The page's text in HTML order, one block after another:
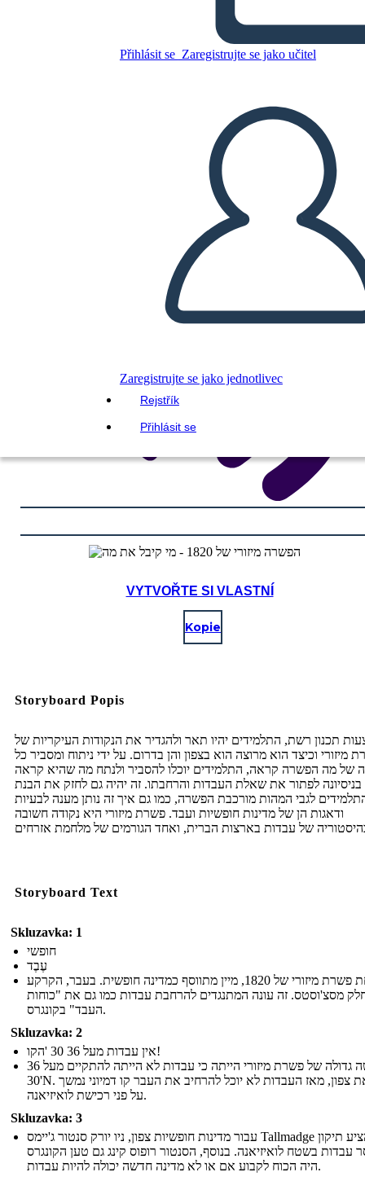
Přihlásit se Zaregistrujte se jako učitel
Zaregistrujte se jako jednotlivec
Rejstřík
Přihlásit se
VYTVOŘIT STORYBOARD
PŘEHRÁT PREZENTACI
PŘEČTI MI
VYTVOŘTE SI VLASTNÍ
Kopie
Storyboard Popis
תכנון רשת, התלמידים יהיו תאר ולהגדיר את הנקודות העיקריות של
מיזורי וכיצד הוא מרוצה הוא בצפון והן בדרום. על ידי ניתוח ומסביר כל
של מה הפשרה קראה, התלמידים יוכלו להסביר ולנתח מה שהיא קראה
בניסיונה לפתור את שאלת העבדות והרחבתו. זה יהיה גם לחזק את הבנת
לגבי המהות מורכבת הפשרה, כמו גם איך זה נותן מענה לבעיות
ודאגות הן של מדינות חופשיות ועבד. פשרת מיזורי היא נקודה חשובה
Storyboard Text
Skluzavka: 1
חופשי
עֶבֶד
תחת פשרת מיזורי של 1820, מיין מתווסף כמדינה חופשית. בעבר, הקרקע
מסצ'וסטס. זה עונה המתנגדים להרחבת עבדות כמו גם את "כוחות
העבד" בקונגרס.
Skluzavka: 2
אין עבדות מעל 36 30 'הקו!
פרשה גדולה של פשרת מיזורי הייתה כי עבדות לא הייתה להתקיים מעל 36º
30'N. סיפק את צפון, מאז העבדות לא יוכל להרחיב את העבר קו דמיוני נמשך
על פני רכישת לואיזיאנה.
Skluzavka: 3
עבור מדינות חופשיות צפון, ניו יורק סנטור ג'יימס Tallmadge הציע תיקון
עבדות בשטח לואיזיאנה. בנוסף, הסנטור רופוס קינג גם טען הקונגרס
היה הכוח לקבוע אם או לא מדינה חדשה יכולה להיות עבדות.